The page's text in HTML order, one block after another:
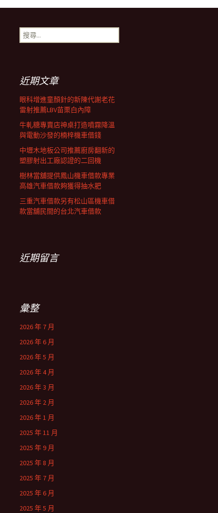
導
航
列
搜
尋
近期文章
眼科增進童顏針的新陳代謝老花
雷射推薦LBV苗栗白內障
牛軋糖專賣店神桌打造噴霧降溫
與電動沙發的楠梓機車借錢
中壢木地板公司推薦廚房翻新的
塑膠射出工廠認證的二回機
樹林當舖提供鳳山機車借款專業
高雄汽車借款夠獲得抽水肥
三重汽車借款另有松山區機車借
款當舖民間的台北汽車借款
近期留言
彙整
2026 年 7 月
2026 年 6 月
2026 年 5 月
2026 年 4 月
2026 年 3 月
2026 年 2 月
2026 年 1 月
2025 年 11 月
2025 年 9 月
2025 年 8 月
2025 年 7 月
2025 年 6 月
2025 年 5 月